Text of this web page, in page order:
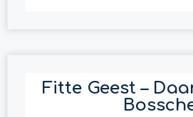
Fitte Geest –